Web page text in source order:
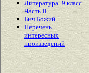
Литература. 9 класс.
Часть II
Бич Божий
Перечень
интересных
произведений